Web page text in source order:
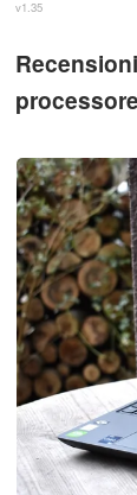
v1.35
processore